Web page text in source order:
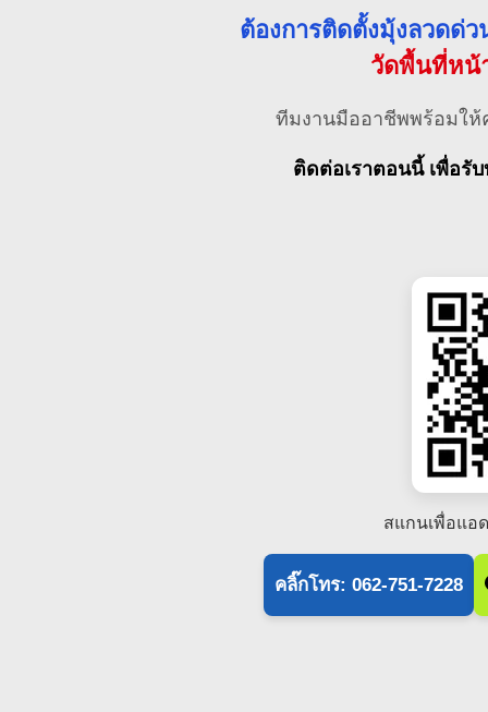
ต้องการติดตั้งมุ้งลวดด่
วัดพื้นที่หน้
ทีมงานมืออาชีพพร้อมให้
ติดต่อเราตอนนี้ เพื่อรั
สแกนเพื่อแอ
คลิ๊กโทร: 062-751-7228